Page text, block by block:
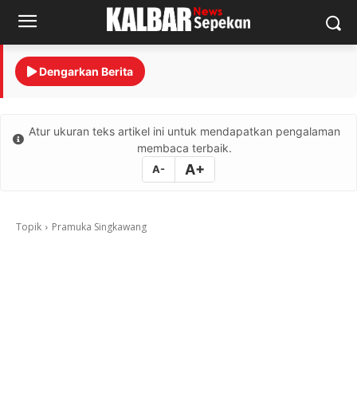
Dengarkan Berita
Atur ukuran teks artikel ini untuk mendapatkan pengalaman
membaca terbaik.
A- A+
Topik Pramuka Singkawang